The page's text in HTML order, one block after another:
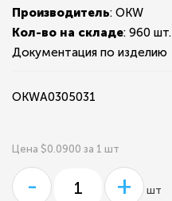
Производитель: OKW
Кол-во на складе: 960 шт.
Документация по изделию
OKWA0305031
Цена $0.0900 за 1 шт
- + шт